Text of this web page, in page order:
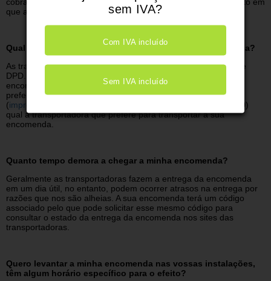
sem IVA?
Com IVA incluído
Sem IVA incluído
que a recebe.
Qual é a transportadora que entregará a minha encomenda?
As transportadoras com que trabalhamos são CTT Expresso e
DPD. Internamente fazemos a gestão de distribuição das
encomendas entre as duas transportadoras mas, se tiver
preferência por alguma delas, indique-nos por e-mail
(impressiveworld.pt@gmail.com
) ou por telefone (219 618 330)
qual a transportadora que prefere para transportar a sua
encomenda.
Quanto tempo demora a chegar a minha encomenda?
Geralmente as transportadoras fazem a entrega da encomenda
em um dia útil, no entanto, podem ocorrer atrasos na entrega por
razões que nos são alheias. A sua encomenda terá um código
associado pelo que pode solicitar esse mesmo código para
consultar o estado da entrega da encomenda nos sites das
transportadoras.
Quero levantar a minha encomenda nas vossas instalações,
têm algum horário específico para o efeito?